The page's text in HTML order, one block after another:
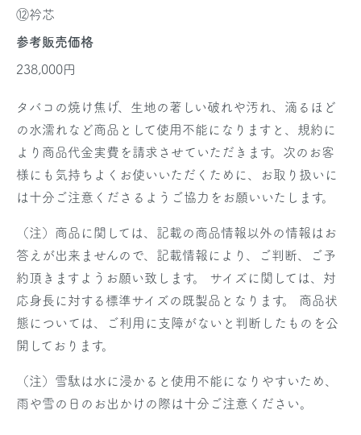
⑫衿芯
参考販売価格
238,000円
タバコの焼け焦げ、生地の著しい破れや汚れ、滴るほど
の水濡れなど商品として使用不能になりますと、規約に
より商品代金実費を請求させていただきます。次のお客
様にも気持ちよくお使いいただくために、お取り扱いに
は十分ご注意くださるようご協力をお願いいたします。
（注）商品に関しては、記載の商品情報以外の情報はお
答えが出来ませんので、記載情報により、ご判断、ご予
約頂きますようお願い致します。 サイズに関しては、対
応身長に対する標準サイズの既製品となります。 商品状
態については、ご利用に支障がないと判断したものを公
開しております。
（注）雪駄は水に浸かると使用不能になりやすいため、
雨や雪の日のお出かけの際は十分ご注意ください。